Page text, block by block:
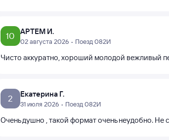
10 АРТЕМ И.
02 августа 2026 • Поезд 082И
Чисто аккуратно, хороший молодой вежливый
2 Екатерина Г.
31 июля 2026 • Поезд 082И
Очень душно , такой формат очень неудобно. Не